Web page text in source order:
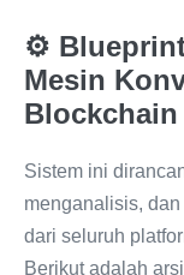
⚙️
Mesin
Blockchain
Sistem ini
menganalisis,
dari seluruh
Berikut adalah